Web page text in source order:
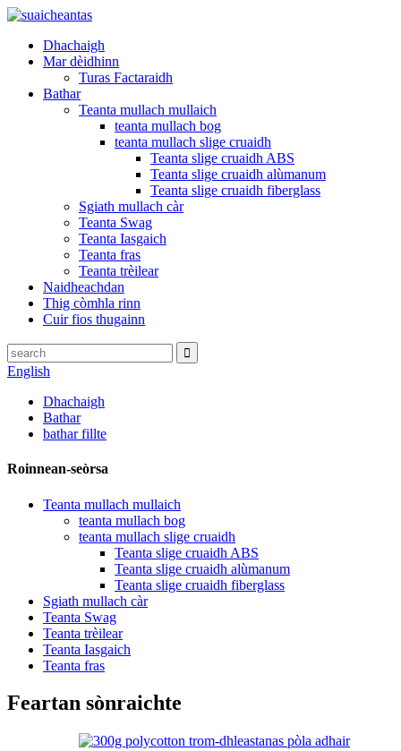
Dhachaigh
Mar dèidhinn
Turas Factaraidh
Bathar
Teanta mullach mullaich
teanta mullach bog
teanta mullach slige cruaidh
Teanta slige cruaidh ABS
Teanta slige cruaidh alùmanum
Teanta slige cruaidh fiberglass
Sgiath mullach càr
Teanta Swag
Teanta Iasgaich
Teanta fras
Teanta trèilear
Naidheachdan
Thig còmhla rinn
Cuir fios thugainn
English
Dhachaigh
Bathar
bathar fillte
Roinnean-seòrsa
Teanta mullach mullaich
teanta mullach bog
teanta mullach slige cruaidh
Teanta slige cruaidh ABS
Teanta slige cruaidh alùmanum
Teanta slige cruaidh fiberglass
Sgiath mullach càr
Teanta Swag
Teanta trèilear
Teanta Iasgaich
Teanta fras
Feartan sònraichte